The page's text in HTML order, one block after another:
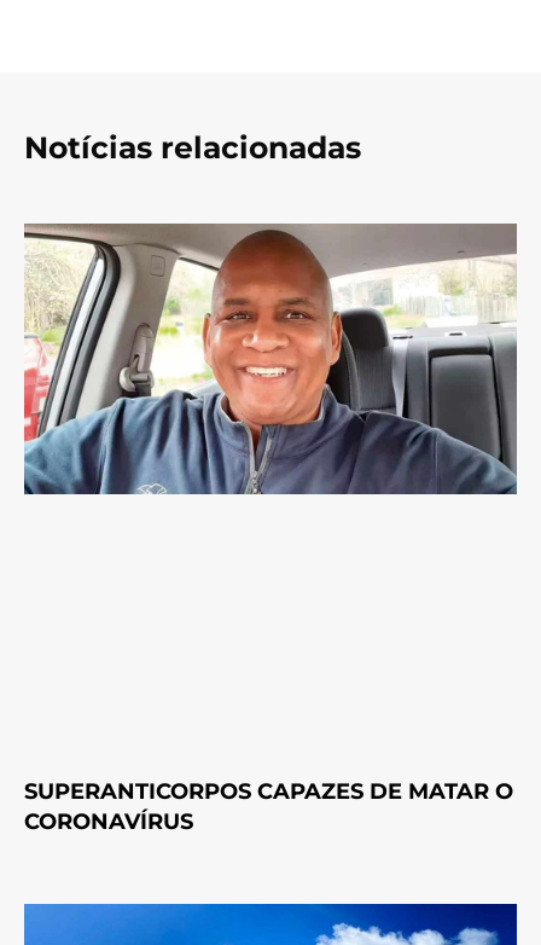
Notícias relacionadas
SUPERANTICORPOS CAPAZES DE MATAR O
CORONAVÍRUS